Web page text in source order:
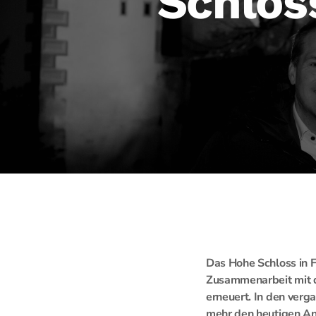
Das Hohe Schloss in
Zusammenarbeit mit
erneuert. In den